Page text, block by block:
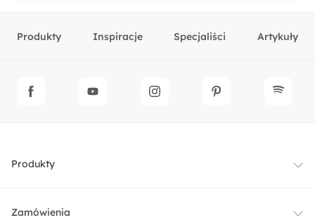
Produkty Inspiracje Specjaliści Artykuły
Produkty
Meble
Zamówienia